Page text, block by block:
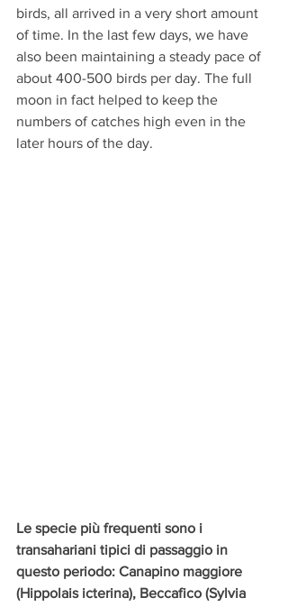
birds, all arrived in a very short amount
of time. In the last few days, we have
also been maintaining a steady pace of
about 400-500 birds per day. The full
moon in fact helped to keep the
numbers of catches high even in the
later hours of the day.
Le specie più frequenti sono i
transahariani tipici di passaggio in
questo periodo: Canapino maggiore
(Hippolais icterina), Beccafico (Sylvia